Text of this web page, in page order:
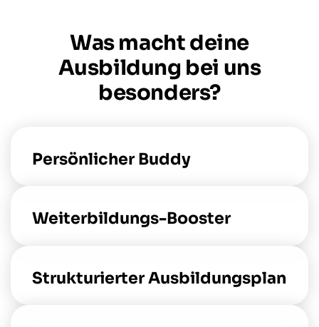
Was macht deine
Ausbildung bei uns
besonders?
Persönlicher Buddy
Weiterbildungs-Booster
Strukturierter Ausbildungsplan